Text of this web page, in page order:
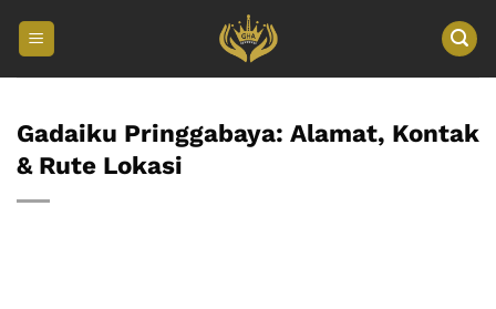
Gadaiku Pringgabaya: Alamat, Kontak
& Rute Lokasi